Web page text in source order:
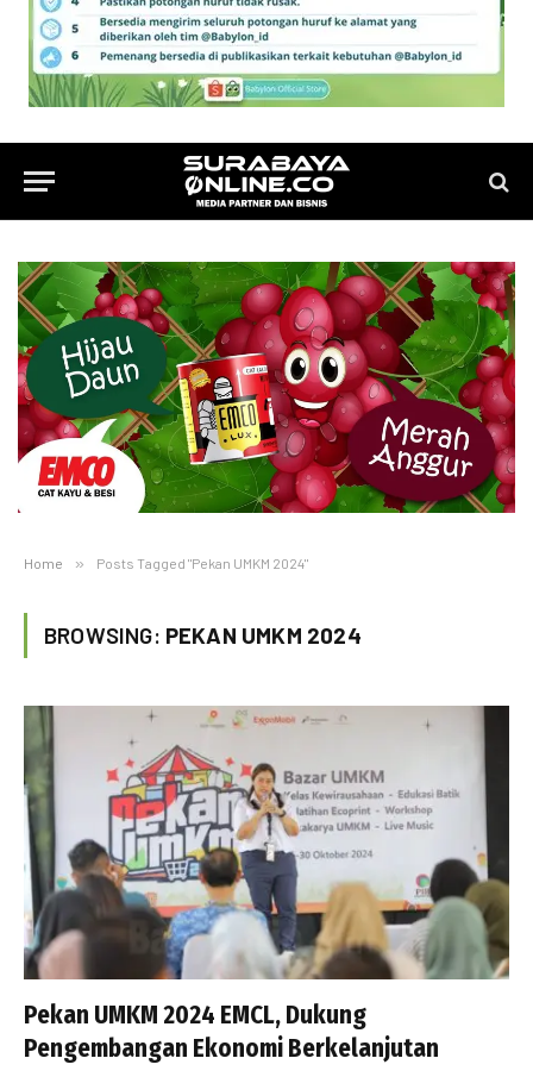
Home » Posts Tagged "Pekan UMKM 2024"
BROWSING: PEKAN UMKM 2024
Pekan UMKM 2024 EMCL, Dukung
Pengembangan Ekonomi Berkelanjutan